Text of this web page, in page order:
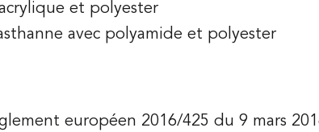
et polyester
avec polyamide et polyester
européen 2016/425 du 9 mars